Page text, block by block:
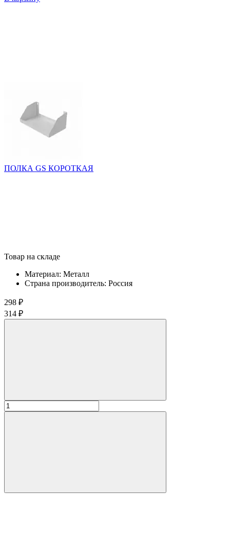
ПОЛКА GS КОРОТКАЯ
Товар на складе
Материал: Металл
Страна производитель: Россия
298 ₽
314 ₽